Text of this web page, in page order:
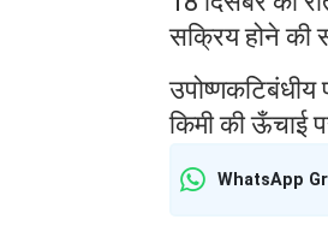
सक्रिय होने की
किमी की ऊँचाई
WhatsApp